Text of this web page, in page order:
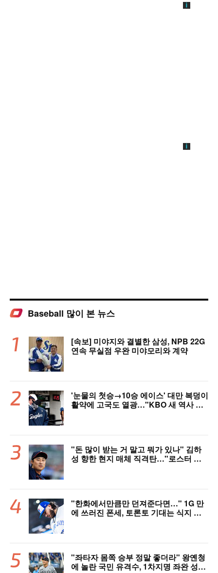
Baseball 많이 본 뉴스
[속보] 미야지와 결별한 삼성, NPB 22G
연속 무실점 우완 미야모리와 계약
'눈물의 첫승→10승 에이스' 대만 복덩이
활약에 고국도 열광…"KBO 새 역사 썼
"돈 많이 받는 거 말고 뭐가 있나" 김하
성 향한 현지 매체 직격탄…"로스터 한
"한화에서만큼만 던져준다면…" 1G 만
에 쓰러진 폰세, 토론토 기대는 식지 않
"좌타자 몸쪽 승부 정말 좋더라" 왕옌청
에 놀란 국민 유격수, 1차지명 좌완 성장